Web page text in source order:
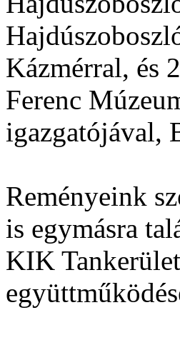
Kázmérral, és
Ferenc
igazgatójával,
Reményeink
is egymásra
KIK